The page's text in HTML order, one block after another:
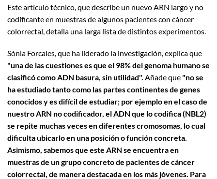
Este artículo técnico, que describe un nuevo ARN largo y no
codificante en muestras de algunos pacientes con cáncer
colorrectal, detalla una larga lista de distintos experimentos.
Sònia Forcales, que ha liderado la investigación, explica que
"una de las cuestiones es que el 98% del genoma humano se
clasificó como ADN basura, sin utilidad". Añade que "no se
ha estudiado tanto como las partes continentes de genes
conocidos y es difícil de estudiar; por ejemplo en el caso de
nuestro ARN no codificador, el ADN que lo codifica (NBL2)
se repite muchas veces en diferentes cromosomas, lo cual
dificulta ubicarlo en una posición o función concreta.
Asimismo, sabemos que este ARN se encuentra en
muestras de un grupo concreto de pacientes de cáncer
colorrectal, de manera destacada en los más jóvenes. Para